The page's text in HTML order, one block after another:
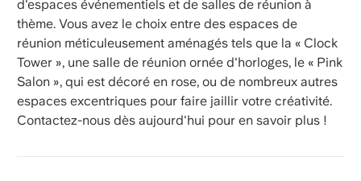
d'espaces événementiels et de salles de réunion à
thème. Vous avez le choix entre des espaces de
réunion méticuleusement aménagés tels que la « Clock
Tower », une salle de réunion ornée d'horloges, le « Pink
Salon », qui est décoré en rose, ou de nombreux autres
espaces excentriques pour faire jaillir votre créativité.
Contactez-nous dès aujourd'hui pour en savoir plus !